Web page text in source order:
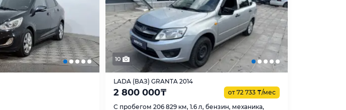
10
LADA (ВАЗ) GRANTA 2014
2 800 000₸ от 72 733 ₸/мес
С пробегом 206 829 км, 1.6 л, бензин, механика,